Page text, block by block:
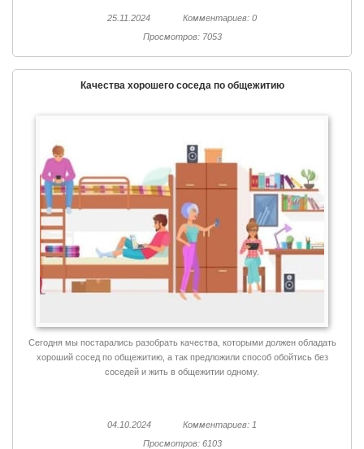
25.11.2024
Комментариев: 0
Просмотров: 7053
Качества хорошего соседа по общежитию
Сегодня мы постарались разобрать качества, которыми должен обладать
хороший сосед по общежитию, а так предложили способ обойтись без
соседей и жить в общежитии одному.
04.10.2024
Комментариев: 1
Просмотров: 6103